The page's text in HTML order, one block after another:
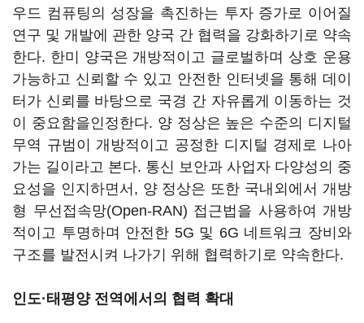
우드 컴퓨팅의 성장을 촉진하는 투자 증가로 이어질
연구 및 개발에 관한 양국 간 협력을 강화하기로 약속
한다. 한미 양국은 개방적이고 글로벌하며 상호 운용
가능하고 신뢰할 수 있고 안전한 인터넷을 통해 데이
터가 신뢰를 바탕으로 국경 간 자유롭게 이동하는 것
이 중요함을인정한다. 양 정상은 높은 수준의 디지털
무역 규범이 개방적이고 공정한 디지털 경제로 나아
가는 길이라고 본다. 통신 보안과 사업자 다양성의 중
요성을 인지하면서, 양 정상은 또한 국내외에서 개방
형 무선접속망(Open-RAN) 접근법을 사용하여 개방
적이고 투명하며 안전한 5G 및 6G 네트워크 장비와
구조를 발전시켜 나가기 위해 협력하기로 약속한다.
인도·태평양 전역에서의 협력 확대